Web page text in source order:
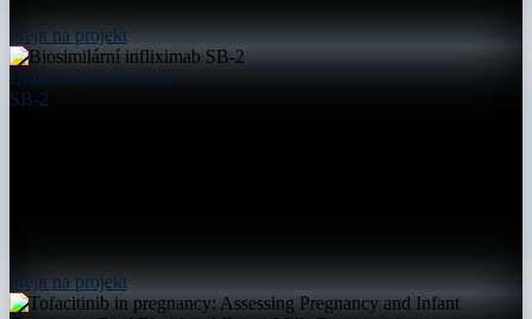
přejít na projekt
Biosimilární infliximab
SB-2
přejít na projekt